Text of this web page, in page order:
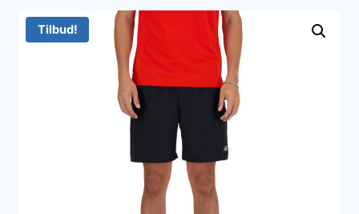
Tilbud!